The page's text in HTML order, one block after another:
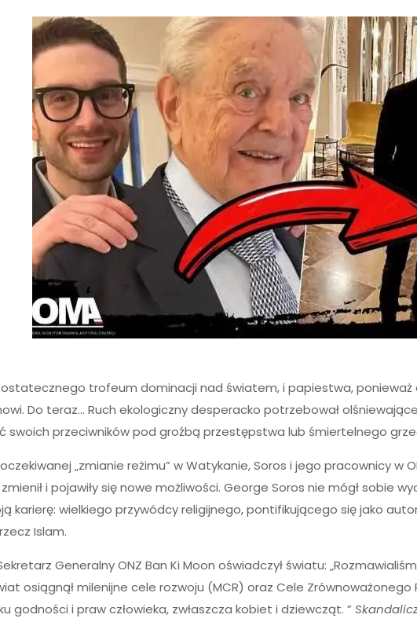
trofeum dominacji nad światem, i papiestwa,
Do teraz… Ruch ekologiczny desperacko potrzebował
swoich przeciwników pod groźbą przestępstwa lub śmiertelnego
„zmianie reżimu” w Watykanie, Soros i jego pracownicy w
i pojawiły się nowe możliwości. George Soros nie mógł sobie
karierę: wielkiego przywódcy religijnego, pontifikującego się jako
Islam.
Generalny ONZ Ban Ki Moon oświadczył światu:
osiągnął milenijne cele rozwoju (MCR) oraz Cele
godności i praw człowieka, zwłaszcza kobiet i dziewcząt. ”